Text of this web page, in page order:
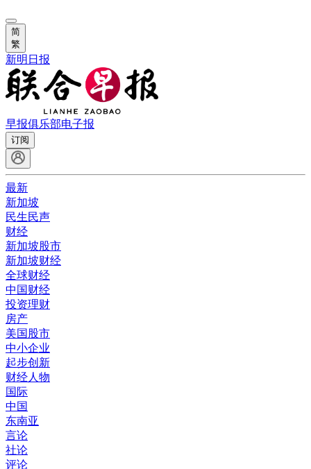
简
繁
新明日报
早报俱乐部电子报
订阅
最新
新加坡
民生民声
财经
新加坡股市
新加坡财经
全球财经
中国财经
投资理财
房产
美国股市
中小企业
起步创新
财经人物
国际
中国
东南亚
言论
社论
评论